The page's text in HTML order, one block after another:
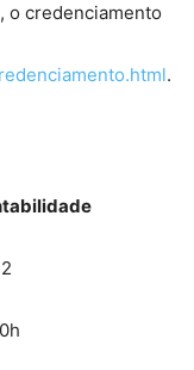
o credenciamento
.